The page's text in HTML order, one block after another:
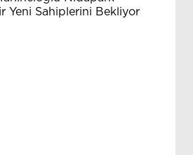
Yeni Sahiplerini Bekliyor